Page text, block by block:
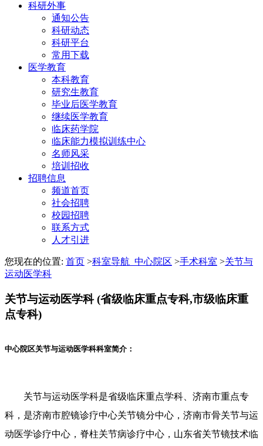
科研外事
通知公告
科研动态
科研平台
常用下载
医学教育
本科教育
研究生教育
毕业后医学教育
继续医学教育
临床药学院
临床能力模拟训练中心
名师风采
培训招收
招聘信息
频道首页
社会招聘
校园招聘
联系方式
人才引进
您现在的位置: 首页 >科室导航_中心院区 >手术科室 >关节与
运动医学科
关节与运动医学科(省级临床重点专科,市级临床重
点专科)
中心院区关节与运动医学科科室简介：
关节与运动医学科是省级临床重点学科、济南市重点专
科，是济南市腔镜诊疗中心关节镜分中心，济南市骨关节与运
动医学诊疗中心，脊柱关节病诊疗中心，山东省关节镜技术临